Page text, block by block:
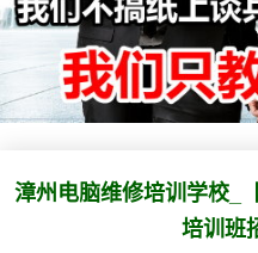
漳州电脑维修培训学校_
培训班